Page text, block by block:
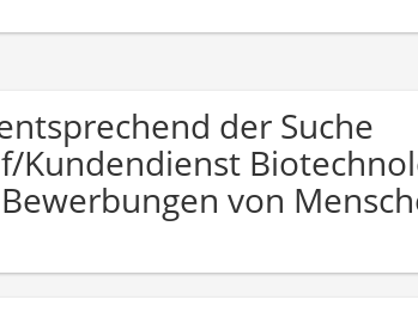
der Suche
Kundendienst
von